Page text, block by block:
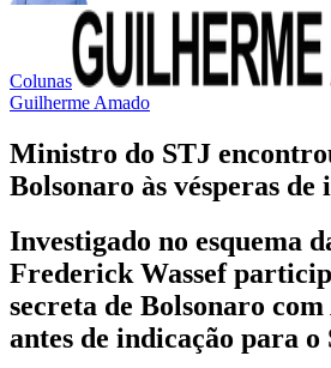
Colunas
Guilherme Amado
Ministro do STJ
Bolsonaro às vésperas de
Investigado no esquema
Frederick Wassef
secreta de Bolsonaro
antes de indicação para o